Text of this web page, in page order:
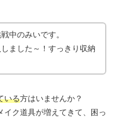
中のみいです。
ました～！すっきり収納
いる方はいませんか？
ク道具が増えてきて、困っ